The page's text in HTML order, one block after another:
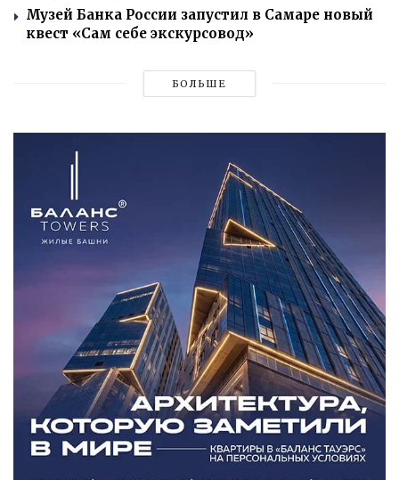
Музей Банка России запустил в Самаре новый
квест «Сам себе экскурсовод»
БОЛЬШЕ